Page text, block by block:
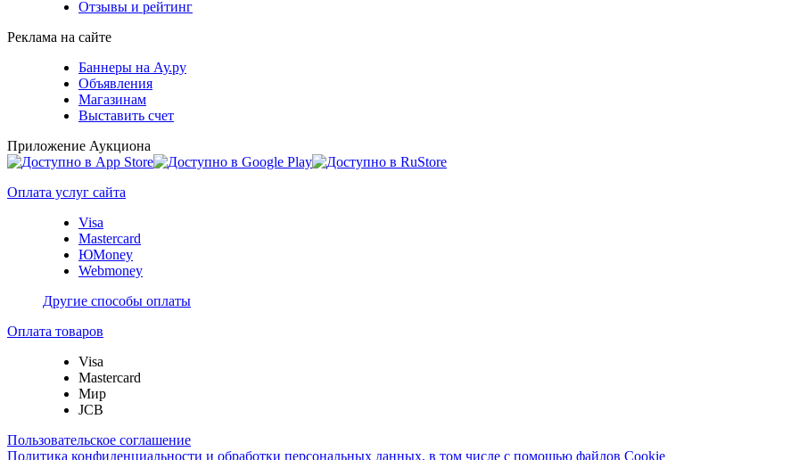
Отзывы и рейтинг
Реклама на сайте
Баннеры на Ау.ру
Объявления
Магазинам
Выставить счет
Приложение Аукциона
Оплата услуг сайта
Visa
Mastercard
ЮMoney
Webmoney
Другие способы оплаты
Оплата товаров
Visa
Mastercard
Мир
JCB
Пользовательское соглашение
Политика конфиденциальности и обработки персональных данных, в том числе с помощью файлов Cookie